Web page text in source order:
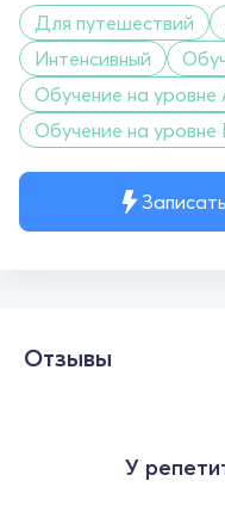
Для путешествий
Интенсивный
Обучение на уровне
Обучение на уровне
Отзывы
У